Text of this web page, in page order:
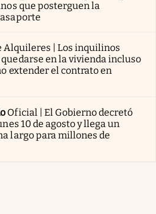
que posterguen la
Alquileres | Los inquilinos
en la vivienda incluso
extender el contrato en
Oficial | El Gobierno decretó
10 de agosto y llega un
largo para millones de